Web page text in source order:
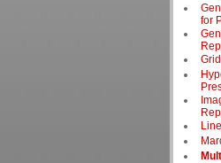
for
Line